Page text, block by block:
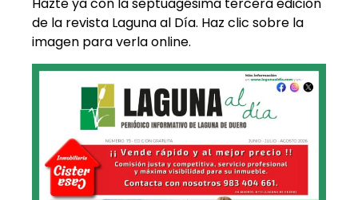
de la revista Laguna al Día. Haz clic sobre la
imagen para verla online.